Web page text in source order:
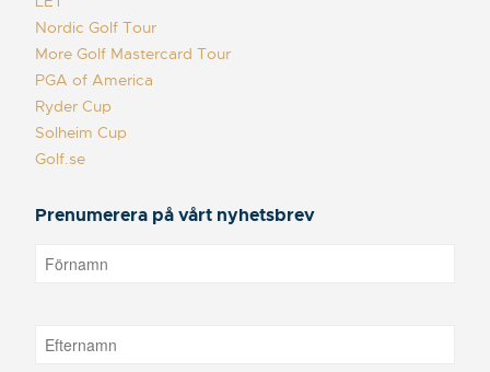
Nordic Golf Tour
More Golf Mastercard Tour
PGA of America
Ryder Cup
Solheim Cup
Golf.se
Prenumerera på vårt nyhetsbrev